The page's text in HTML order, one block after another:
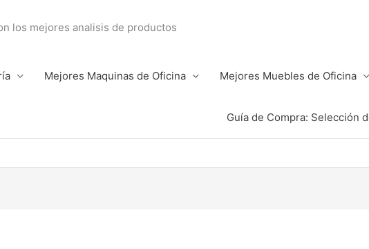
los mejores analisis de productos
Mejores Maquinas de Oficina Mejores Muebles de Oficina
Guía de Compra: Selección